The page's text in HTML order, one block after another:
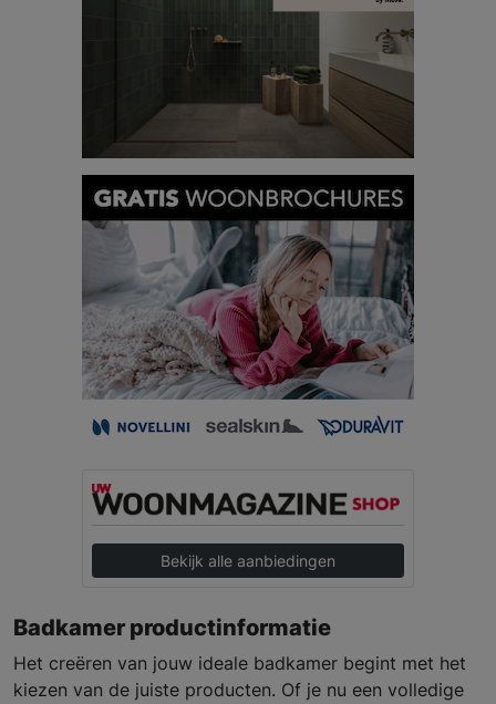
Bekijk alle aanbiedingen
Badkamer productinformatie
Het creëren van jouw ideale badkamer begint met het
kiezen van de juiste producten. Of je nu een volledige